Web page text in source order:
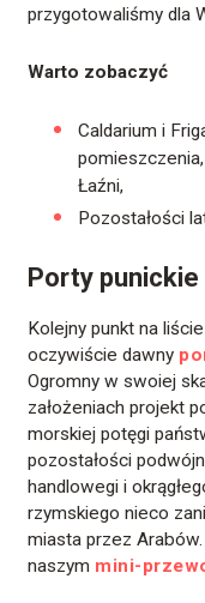
przygotowaliśmy dla
Warto zobaczyć
Caldarium i
Łaźni,
Pozostałości
Porty punickie
Kolejny punkt na
oczywiście dawny
Ogromny w swoiej
założeniach projekt
morskiej potęgi
pozostałości
handlowegi i
rzymskiego nieco
miasta przez
naszym mini-